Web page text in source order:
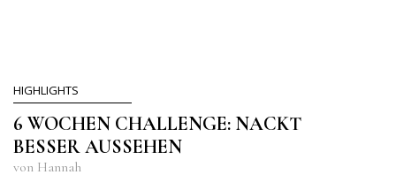
HIGHLIGHTS
6 WOCHEN CHALLENGE: NACKT
BESSER AUSSEHEN
von Hannah